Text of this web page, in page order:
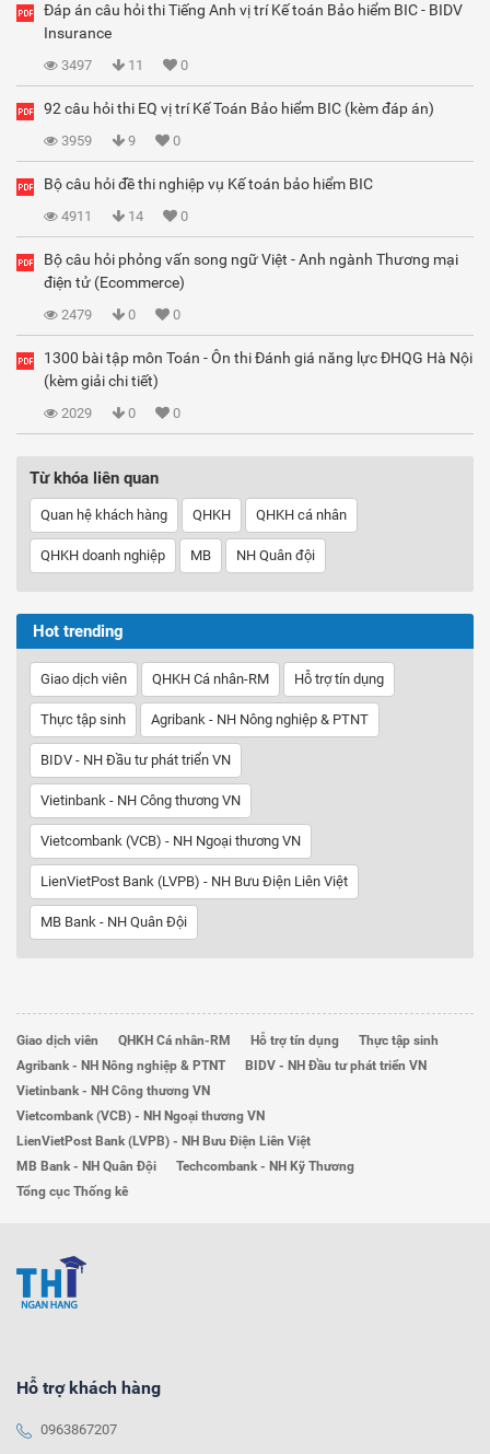
Đáp án câu hỏi thi Tiếng Anh vị trí Kế toán Bảo hiểm BIC - BIDV
Insurance
3497 11 0
92 câu hỏi thi EQ vị trí Kế Toán Bảo hiểm BIC (kèm đáp án)
3959 9 0
Bộ câu hỏi đề thi nghiệp vụ Kế toán bảo hiểm BIC
4911 14 0
Bộ câu hỏi phỏng vấn song ngữ Việt - Anh ngành Thương mại
điện tử (Ecommerce)
2479 0 0
1300 bài tập môn Toán - Ôn thi Đánh giá năng lực ĐHQG Hà Nội
(kèm giải chi tiết)
2029 0 0
Từ khóa liên quan
Quan hệ khách hàng QHKH QHKH cá nhân
QHKH doanh nghiệp MB NH Quân đội
Hot trending
Giao dịch viên QHKH Cá nhân-RM Hỗ trợ tín dụng
Thực tập sinh Agribank - NH Nông nghiệp & PTNT
BIDV - NH Đầu tư phát triển VN
Vietinbank - NH Công thương VN
Vietcombank (VCB) - NH Ngoại thương VN
LienVietPost Bank (LVPB) - NH Bưu Điện Liên Việt
MB Bank - NH Quân Đội
Giao dịch viên QHKH Cá nhân-RM Hỗ trợ tín dụng
Thực tập sinh
Agribank - NH Nông nghiệp & PTNT
BIDV - NH Đầu tư phát triển VN
Vietinbank - NH Công thương VN
Vietcombank (VCB) - NH Ngoại thương VN
LienVietPost Bank (LVPB) - NH Bưu Điện Liên Việt
MB Bank - NH Quân Đội
Techcombank - NH Kỹ Thương
Tổng cục Thống kê
Hỗ trợ khách hàng
0963867207